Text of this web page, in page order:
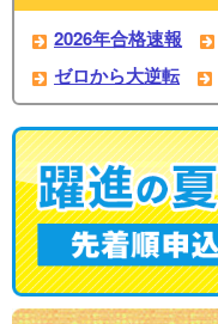
2026年合格速報
ゼロから大逆転